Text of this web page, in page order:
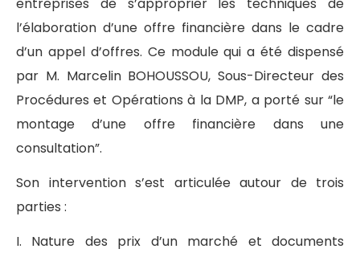
entreprises de s’approprier les techniques de
l’élaboration d’une offre financière dans le cadre
d’un appel d’offres. Ce module qui a été dispensé
par M. Marcelin BOHOUSSOU, Sous-Directeur des
Procédures et Opérations à la DMP, a porté sur “le
montage d’une offre financière dans une
consultation”.
Son intervention s’est articulée autour de trois
parties :
I. Nature des prix d’un marché et documents